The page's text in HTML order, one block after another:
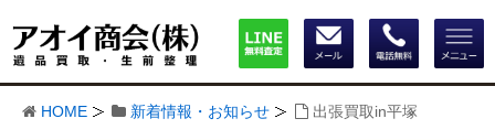
HOME 新着情報・お知らせ 出張買取in平塚